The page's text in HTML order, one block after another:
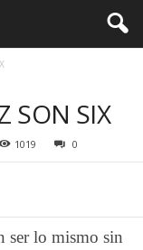
SON SIX
1019 0
ser lo mismo sin